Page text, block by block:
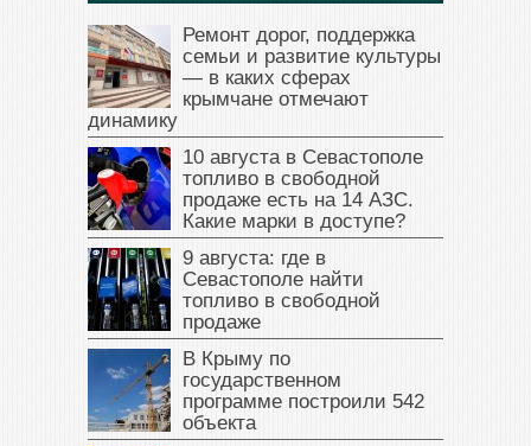
Ремонт дорог, поддержка
семьи и развитие культуры
— в каких сферах
крымчане отмечают
динамику
10 августа в Севастополе
топливо в свободной
продаже есть на 14 АЗС.
Какие марки в доступе?
9 августа: где в
Севастополе найти
топливо в свободной
продаже
В Крыму по
государственном
программе построили 542
объекта